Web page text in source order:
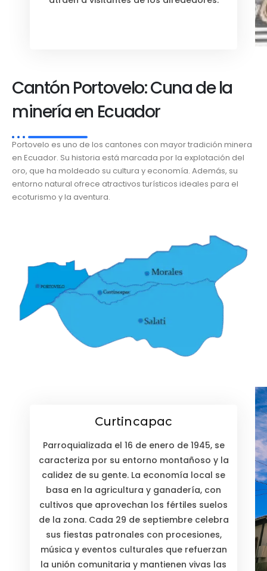
Cantón Portovelo: Cuna de la
minería en Ecuador
Portovelo es uno de los cantones con mayor tradición minera
en Ecuador. Su historia está marcada por la explotación del
oro, que ha moldeado su cultura y economía. Además, su
entorno natural ofrece atractivos turísticos ideales para el
ecoturismo y la aventura.
Curtincapac
Parroquializada el 16 de enero de 1945, se
caracteriza por su entorno montañoso y la
calidez de su gente. La economía local se
basa en la agricultura y ganadería, con
cultivos que aprovechan los fértiles suelos
de la zona. Cada 29 de septiembre celebra
sus fiestas patronales con procesiones,
música y eventos culturales que refuerzan
la unión comunitaria y mantienen vivas las